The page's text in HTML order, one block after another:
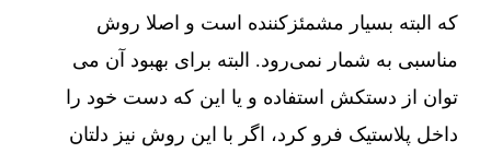
که البته بسیار مشمئزکننده است و اصلا روش
مناسبی به شمار نمی‌رود. البته برای بهبود آن می
توان از دستکش استفاده و یا این که دست خود را
داخل پلاستیک فرو کرد، اگر با این روش نیز دلتان